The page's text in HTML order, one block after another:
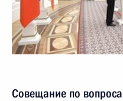
Совещание по